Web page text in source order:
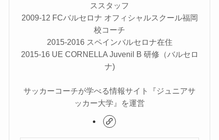
ススタッフ
2009-12 FCバルセロナ オフィシャルスクール福岡
校コーチ
2015-2016 スペインバルセロナ在住
2015-16 UE CORNELLA Juvenil B 研修（バルセロ
ナ)
サッカーコーチが学べる情報サイト『ジュニアサ
ッカー大学』を運営